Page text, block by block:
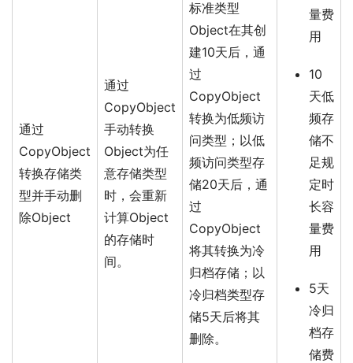
通过
CopyObject
转换存储类
型并手动删
除Object
通过
CopyObject
手动转换
Object为任
意存储类型
时，会重新
计算Object
的存储时
间。
标准类型
Object在其创
建10天后，通
过
CopyObject
转换为低频访
问类型；以低
频访问类型存
储20天后，通
过
CopyObject
将其转换为冷
归档存储；以
冷归档类型存
储5天后将其
删除。
量费
用
10
天低
频存
储不
足规
定时
长容
量费
用
5天
冷归
档存
储费